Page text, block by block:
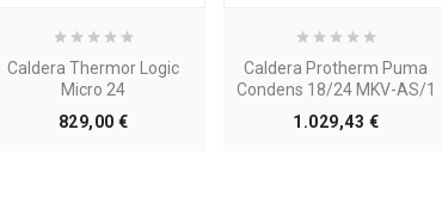
Caldera Thermor Logic
Micro 24
829,00 €Precio
Caldera Protherm Puma
Condens 18/24 MKV-AS/1
1.029,43 €Precio